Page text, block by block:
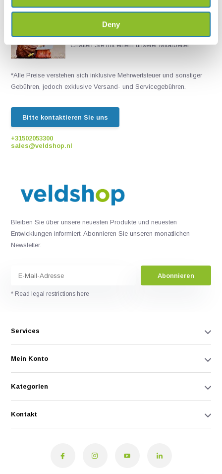
Deny
Chatten Sie mit einem unserer Mitarbeiter
*Alle Preise verstehen sich inklusive Mehrwertsteuer und sonstiger
Gebühren, jedoch exklusive Versand- und Servicegebühren.
Bitte kontaktieren Sie uns
+31502053300
sales@veldshop.nl
Bleiben Sie über unsere neuesten Produkte und neuesten
Entwicklungen informiert. Abonnieren Sie unseren monatlichen
Newsletter:
Abonnieren
* Read legal restrictions here
Services
Mein Konto
Kategorien
Kontakt